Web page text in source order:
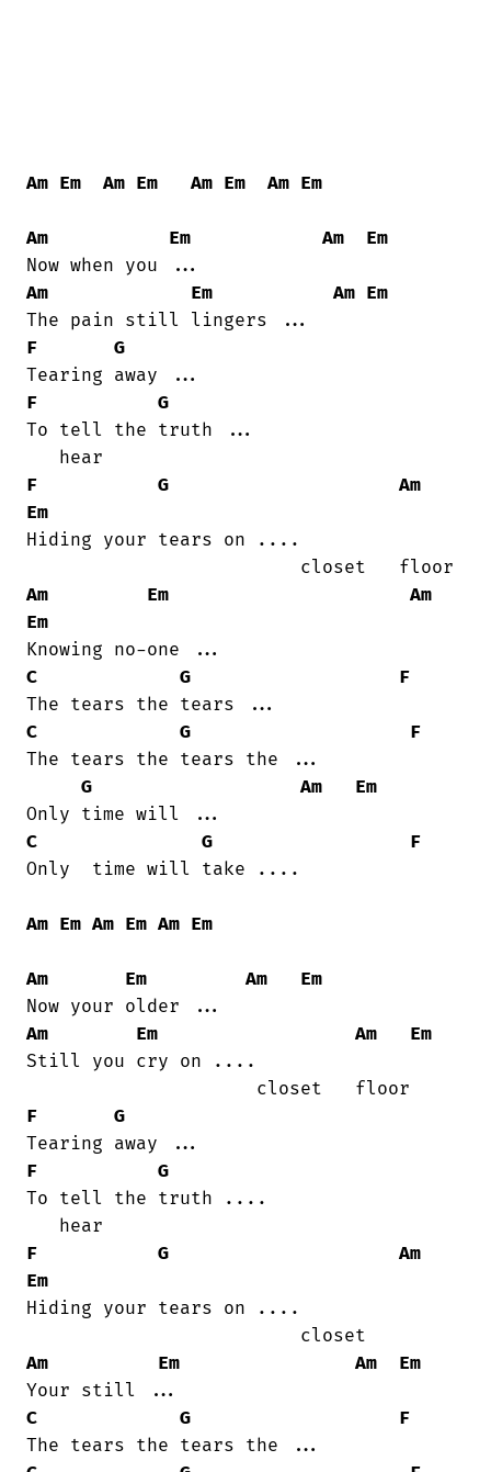
Am Em Am Em Am Em Am Em
Am Em Am
Em
Am
Em Am Em
F
G
F
G
To tell the truth ...
F
G
Am
Em
Hiding your tears on ....
Am
Em
Am
Em
C
G
F
C
G
F
The tears the tears the ...
G
Am
Em
C
G
F
Only  time will take ....
Am Em Am Em Am Em
Am Em Am
Em
Am
Em Am
Em
Still you cry on ....
F
G
F
G
To tell the truth ....
F
G
Am
Em
Hiding your tears on ....
Am
Em Am
Em
C
G
F